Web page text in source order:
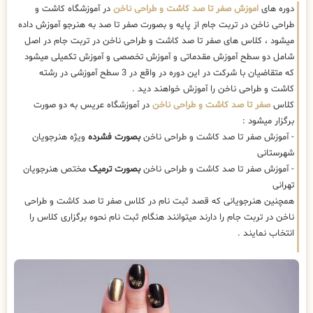
دوره های اموزش صفر تا صد کاشت و طراحی ناخن در آموزشگاه کاشت و
طراحی ناخن در تربت جام از پایه و بصورت صفر تا صد به هنرجو آموزش داده
میشود ، کلاس های صفر تا صد کاشت و طراحی ناخن در تربت جام در اصل
شامل دو سطح آموزش مقدماتی و آموزش تخصصی و آموزش تکمیلی میشود
که متقاضیان با شرکت در این دوره در واقع در 3 سطح آموزشی در رشته
کاشت و طراحی ناخن را آموزش خواهند دید .
کلاسصفر تا صد کاشت و طراحی ناخن در آموزشگاه عریس به دو صورت
برگزار میشود :
- آموزش صفر تا صد کاشت و طراحی ناخنبصورت فشرده ویژه هنرجویان
شهرستانی
- آموزش صفر تا صد کاشت و طراحی ناخنبصورت ترمیک مختص هنرجویان
تهرانی
همچنین هنرجویانی که قصد ثبت نام در کلاس صفر تا صد کاشت و طراحی
ناخن در تربت جام را دارند میتوانند هنگام ثبت نام نحوه برگزاری کلاس را
انتخاب نمایند .